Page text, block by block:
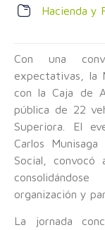
Hacienda y
Con una
expectativas, la
con la Caja de
pública de 22
Superiora. El
Carlos
Social, convocó
organización y
La jornada